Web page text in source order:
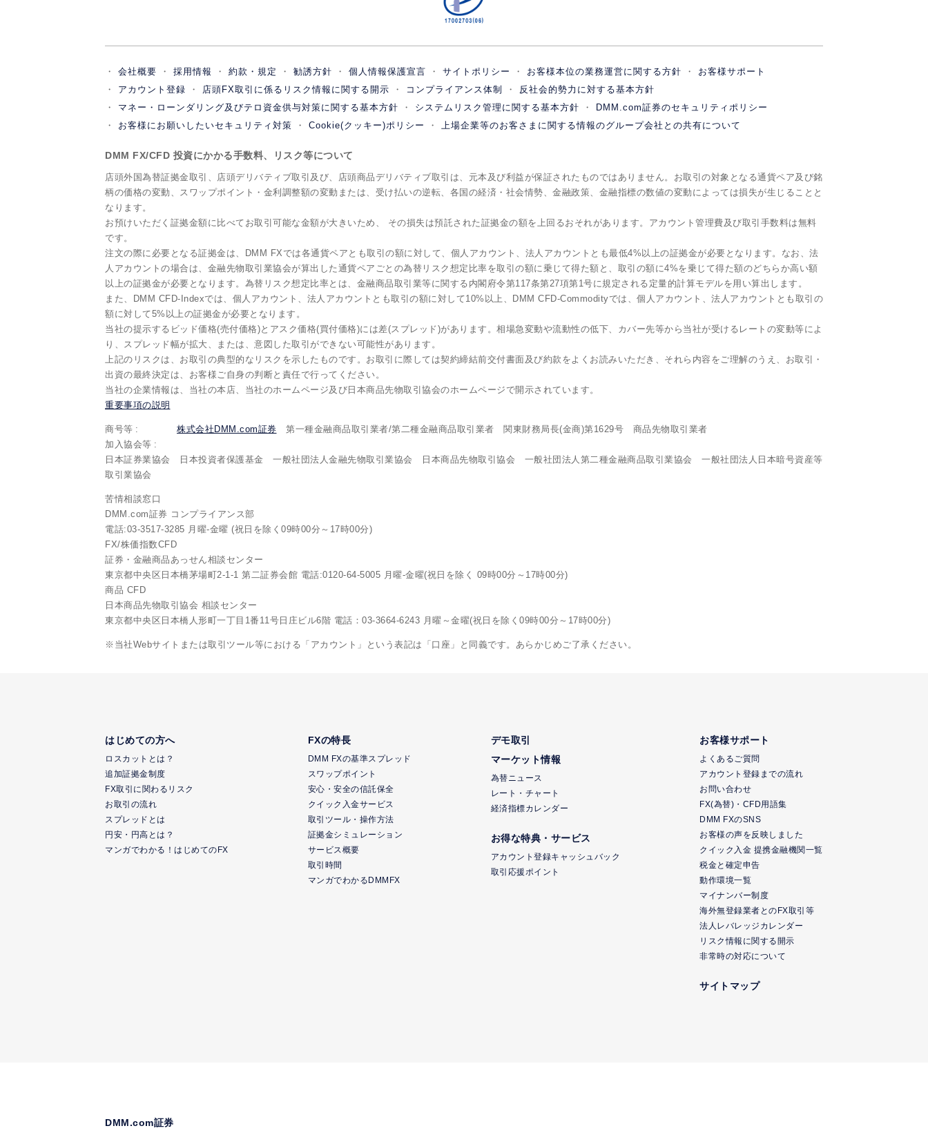
会社概要 採用情報 約款・規定 勧誘方針 個人情報保護宣言 サイトポリシー お客様本位の業務運営に関する方針
お客様サポート
アカウント登録
店頭FX取引に係るリスク情報に関する開示 コンプライアンス体制
反社会的勢力に対する基本方針
マネー・ローンダリング及びテロ資金供与対策に関する基本方針
システムリスク管理に関する基本方針
DMM.com証券のセキュリティポリシー
お客様にお願いしたいセキュリティ対策
Cookie(クッキー)ポリシー 上場企業等のお客さまに関する情報のグループ会社との共有について
DMM FX/CFD 投資にかかる手数料、リスク等について
店頭外国為替証拠金取引、店頭デリバティブ取引及び、店頭商品デリバティブ取引は、元本及び利益が保証されたものではありません。お取引の対象となる通貨ペア及び銘
柄の価格の変動、スワップポイント・金利調整額の変動または、受け払いの逆転、各国の経済・社会情勢、金融政策、金融指標の数値の変動によっては損失が生じることと
なります。
お預けいただく証拠金額に比べてお取引可能な金額が大きいため、 その損失は預託された証拠金の額を上回るおそれがあります。アカウント管理費及び取引手数料は無料
です。
注文の際に必要となる証拠金は、DMM FXでは各通貨ペアとも取引の額に対して、個人アカウント、法人アカウントとも最低4%以上の証拠金が必要となります。なお、法
人アカウントの場合は、金融先物取引業協会が算出した通貨ペアごとの為替リスク想定比率を取引の額に乗じて得た額と、取引の額に4%を乗じて得た額のどちらか高い額
以上の証拠金が必要となります。為替リスク想定比率とは、金融商品取引業等に関する内閣府令第117条第27項第1号に規定される定量的計算モデルを用い算出します。
また、DMM CFD-Indexでは、個人アカウント、法人アカウントとも取引の額に対して10%以上、DMM CFD-Commodityでは、個人アカウント、法人アカウントとも取引の
額に対して5%以上の証拠金が必要となります。
当社の提示するビッド価格(売付価格)とアスク価格(買付価格)には差(スプレッド)があります。相場急変動や流動性の低下、カバー先等から当社が受けるレートの変動等によ
り、スプレッド幅が拡大、または、意図した取引ができない可能性があります。
上記のリスクは、お取引の典型的なリスクを示したものです。お取引に際しては契約締結前交付書面及び約款をよくお読みいただき、それら内容をご理解のうえ、お取引・
出資の最終決定は、お客様ご自身の判断と責任で行ってください。
当社の企業情報は、当社の本店、当社のホームページ及び日本商品先物取引協会のホームページで開示されています。
重要事項の説明
商号等 株式会社DMM.com証券 第一種金融商品取引業者/第二種金融商品取引業者 関東財務局長(金商)第1629号 商品先物取引業者
加入協会等
日本証券業協会 日本投資者保護基金 一般社団法人金融先物取引業協会 日本商品先物取引協会 一般社団法人第二種金融商品取引業協会 一般社団法人日本暗号資産等
取引業協会
苦情相談窓口
DMM.com証券 コンプライアンス部
電話:03-3517-3285 月曜-金曜 (祝日を除く09時00分～17時00分)
FX/株価指数CFD
証券・金融商品あっせん相談センター
東京都中央区日本橋茅場町2-1-1 第二証券会館 電話:0120-64-5005 月曜-金曜(祝日を除く 09時00分～17時00分)
商品 CFD
日本商品先物取引協会 相談センター
東京都中央区日本橋人形町一丁目1番11号日庄ビル6階 電話：03-3664-6243 月曜～金曜(祝日を除く09時00分～17時00分)
※当社Webサイトまたは取引ツール等における「アカウント」という表記は「口座」と同義です。あらかじめご了承ください。
はじめての方へ
ロスカットとは？
追加証拠金制度
FX取引に関わるリスク
お取引の流れ
スプレッドとは
円安・円高とは？
マンガでわかる！はじめてのFX
FXの特長
DMM FXの基準スプレッド
スワップポイント
安心・安全の信託保全
クイック入金サービス
取引ツール・操作方法
証拠金シミュレーション
サービス概要
取引時間
マンガでわかるDMMFX
デモ取引
マーケット情報
為替ニュース
レート・チャート
経済指標カレンダー
お得な特典・サービス
アカウント登録キャッシュバック
取引応援ポイント
お客様サポート
よくあるご質問
アカウント登録までの流れ
お問い合わせ
FX(為替)・CFD用語集
DMM FXのSNS
お客様の声を反映しました
クイック入金 提携金融機関一覧
税金と確定申告
動作環境一覧
マイナンバー制度
海外無登録業者とのFX取引等
法人レバレッジカレンダー
リスク情報に関する開示
非常時の対応について
サイトマップ
DMM.com証券